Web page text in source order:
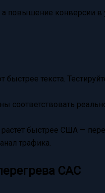
повышение конверсии в
быстрее текста.
соответствовать
быстрее США —
трафика.
CAC